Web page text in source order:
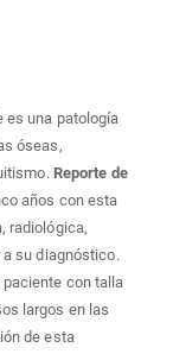
es una patología
óseas,
Reporte de
años con esta
radiológica,
su diagnóstico.
con talla
largos en las
de esta